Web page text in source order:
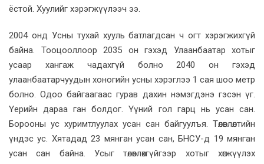
ёстой. Хуулийг хэрэгжүүлээч ээ.
2004 онд Усны тухай хууль батлагдсан ч огт хэрэгжихгүй
байна. Тооцооллоор 2035 он гэхэд Улаанбаатар хотыг
усаар хангаж чадахгүй болно 2040 он гэхэд
улаанбаатарчуудын хоногийн усны хэрэглээ 1 сая шоо метр
болно. Одоо байгаагаас гурав дахин нэмэгдэнэ гэсэн үг.
Үерийн дараа ган болдог. Үүний гол гарц нь усан сан.
Борооны ус хуримтлуулах усан сан байгуулъя. Төлөвлөлтийн
үндэс ус. Хятадад 23 мянган усан сан, БНСУ-д 19 мянган
усан сан байна. Усыг төлөвлөхгүйгээр хотыг хөгжүүлэх